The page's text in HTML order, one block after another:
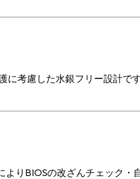
考慮した水銀フリー設計です
りBIOSの改ざんチェック・